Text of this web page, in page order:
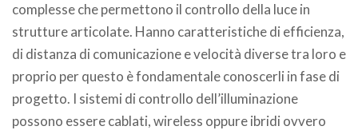
complesse che permettono il controllo della luce in
strutture articolate. Hanno caratteristiche di efficienza,
di distanza di comunicazione e velocità diverse tra loro e
proprio per questo è fondamentale conoscerli in fase di
progetto. I sistemi di controllo dell’illuminazione
possono essere cablati, wireless oppure ibridi ovvero